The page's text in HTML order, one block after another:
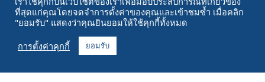
เกี่ยวกับ
คำถามที่พบบ่อย
ติดต่อ
ที่สุดแก่คุณโดยจดจำการตั้งค่าของคุณและเข้าชมซ้ำ เมื่อคลิก
"ยอมรับ" แสดงว่าคุณยินยอมให้ใช้คุกกี้ทั้งหมด
การตั้งค่าคุกกี้
ยอมรับ